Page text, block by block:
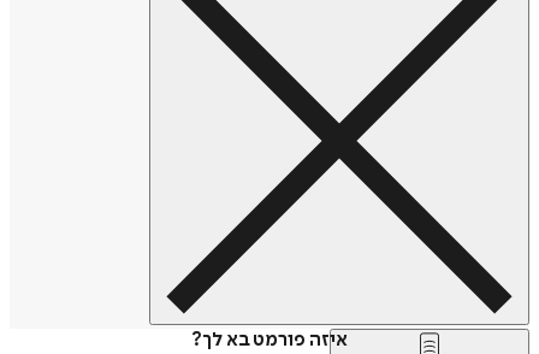
איזה פורמט בא לך?